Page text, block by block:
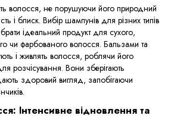
волосся, не порушуючи його природний
і блиск. Вибір шампунів для різних типів
ідеальний продукт для сухого,
чи фарбованого волосся. Бальзами та
і живлять волосся, роблячи його
розчісування. Вони зберігають
здоровий вигляд, запобігаючи
Інтенсивне відновлення та